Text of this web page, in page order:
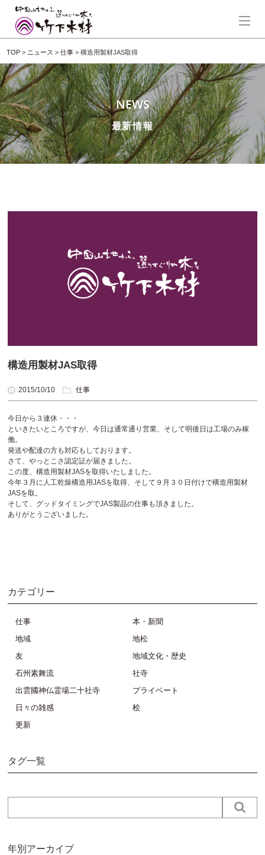
TOP > ニュース > 仕事 > 構造用製材JAS取得
NEWS
最新情報
構造用製材JAS取得
2015/10/10 仕事
今日から３連休・・・
といきたいところですが、今日は通常通り営業、そして明後日は工場のみ稼
働。
発送や配達の方も対応もしております。
さて、やっとこさ認定証が届きました。
この度、構造用製材JASを取得いたしました。
今年３月に人工乾燥構造用JASを取得、そして９月３０日付けで構造用製材
JASを取。
そして、グッドタイミングでJAS製品の仕事も頂きました。
ありがとうございました。
カテゴリー
仕事
本・新聞
地域
地松
友
地域文化・歴史
石州素舞流
社寺
出雲國神仏霊場二十社寺
プライベート
日々の雑感
桧
更新
タグ一覧
年別アーカイブ